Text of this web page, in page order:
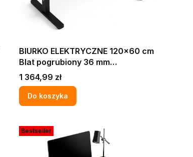
BIURKO ELEKTRYCZNE 120x60 cm
Blat pogrubiony 36 mm
KOMPUTEROWE DO FIRMY BIURA
BIAŁE W STYLU LOFT
Cena
1 364,99 zł
Do koszyka
Bestseller